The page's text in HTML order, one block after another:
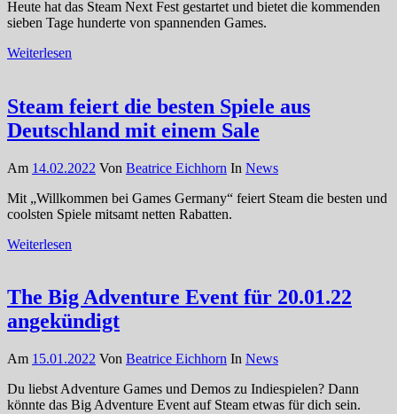
Heute hat das Steam Next Fest gestartet und bietet die kommenden
sieben Tage hunderte von spannenden Games.
Weiterlesen
Steam feiert die besten Spiele aus
Deutschland mit einem Sale
Am 14.02.2022 Von Beatrice Eichhorn In News
Mit „Willkommen bei Games Germany“ feiert Steam die besten und
coolsten Spiele mitsamt netten Rabatten.
Weiterlesen
The Big Adventure Event für 20.01.22
angekündigt
Am 15.01.2022 Von Beatrice Eichhorn In News
Du liebst Adventure Games und Demos zu Indiespielen? Dann
könnte das Big Adventure Event auf Steam etwas für dich sein.